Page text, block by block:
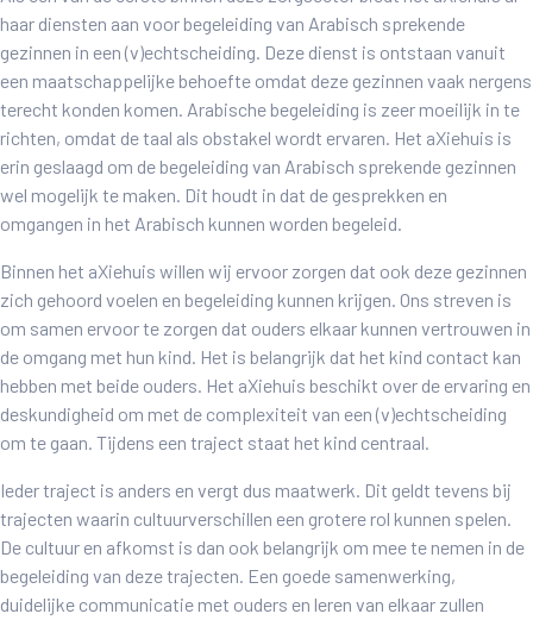
haar diensten aan voor begeleiding van Arabisch sprekende
gezinnen in een (v)echtscheiding. Deze dienst is ontstaan vanuit
een maatschappelijke behoefte omdat deze gezinnen vaak nergens
terecht konden komen. Arabische begeleiding is zeer moeilijk in te
richten, omdat de taal als obstakel wordt ervaren. Het aXiehuis is
erin geslaagd om de begeleiding van Arabisch sprekende gezinnen
wel mogelijk te maken. Dit houdt in dat de gesprekken en
omgangen in het Arabisch kunnen worden begeleid.
Binnen het aXiehuis willen wij ervoor zorgen dat ook deze gezinnen
zich gehoord voelen en begeleiding kunnen krijgen. Ons streven is
om samen ervoor te zorgen dat ouders elkaar kunnen vertrouwen in
de omgang met hun kind. Het is belangrijk dat het kind contact kan
hebben met beide ouders. Het aXiehuis beschikt over de ervaring en
deskundigheid om met de complexiteit van een (v)echtscheiding
om te gaan. Tijdens een traject staat het kind centraal.
Ieder traject is anders en vergt dus maatwerk. Dit geldt tevens bij
trajecten waarin cultuurverschillen een grotere rol kunnen spelen.
De cultuur en afkomst is dan ook belangrijk om mee te nemen in de
begeleiding van deze trajecten. Een goede samenwerking,
duidelijke communicatie met ouders en leren van elkaar zullen